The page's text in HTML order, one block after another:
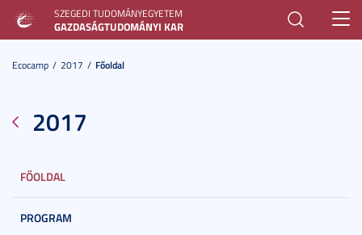
SZEGEDI TUDOMÁNYEGYETEM
GAZDASÁGTUDOMÁNYI KAR
Ecocamp 2017 Főoldal
2017
FŐOLDAL
PROGRAM